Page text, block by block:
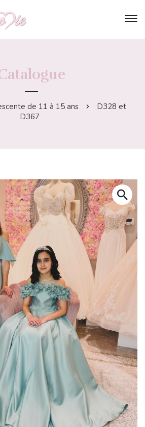
de 11 à 15 ans
D328 et
D367